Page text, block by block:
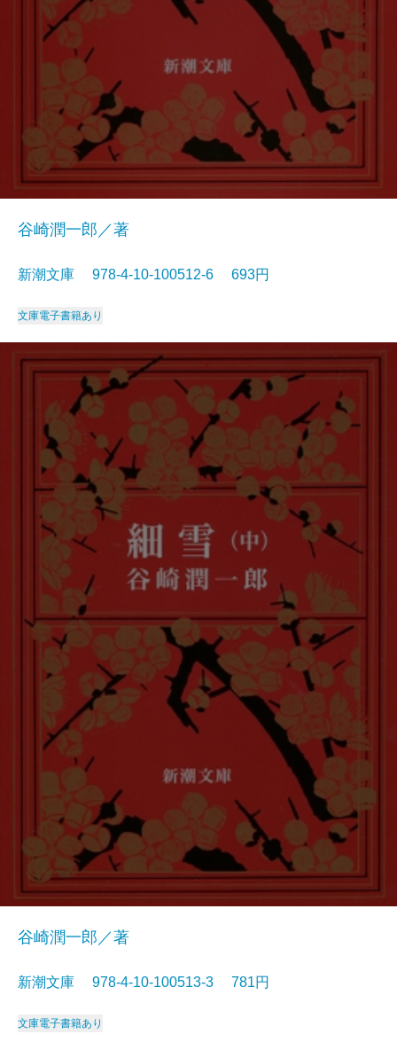
谷崎潤一郎／著
新潮文庫 978-4-10-100512-6 693円
文庫電子書籍あり
谷崎潤一郎／著
新潮文庫 978-4-10-100513-3 781円
文庫電子書籍あり